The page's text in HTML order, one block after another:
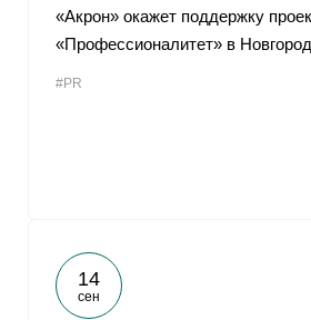
«Акрон» окажет поддержку
«Профессионалитет» в
#PR
14
сен